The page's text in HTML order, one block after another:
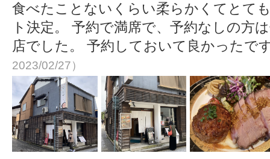
食べたことないくらい柔らかくてとて
ト決定。 予約で満席で、予約なしの方
店でした。 予約しておいて良かったで
2023/02/27）